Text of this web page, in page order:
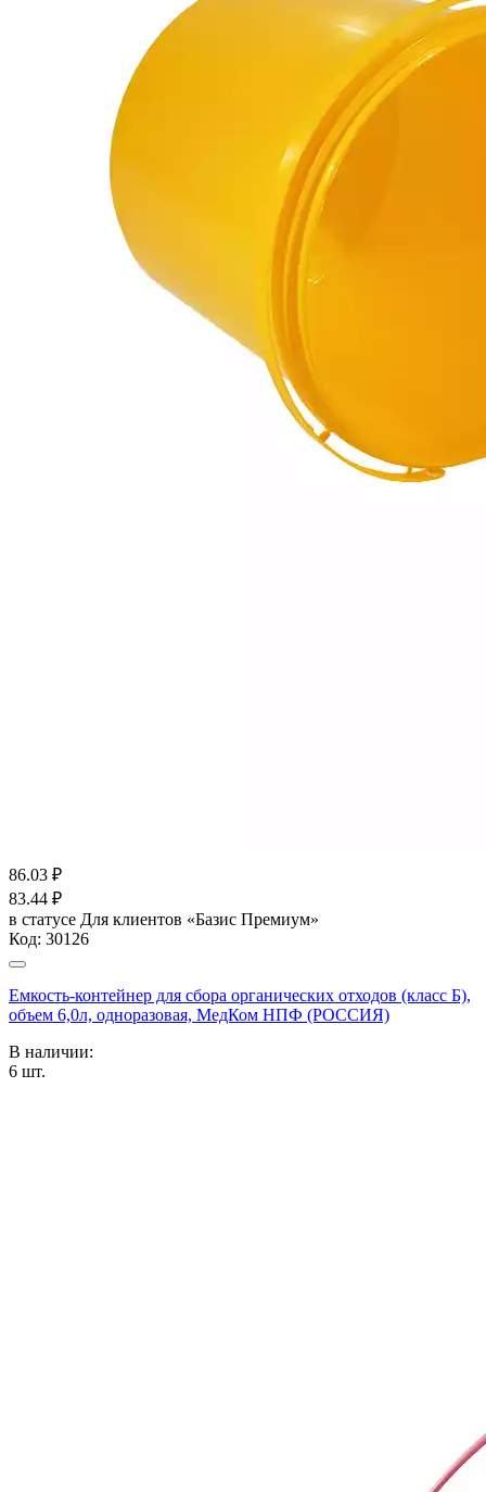
86.03 ₽
83.44 ₽
в статусе Для клиентов «Базис Премиум»
Код: 30126
Емкость-контейнер для сбора органических отходов (класс Б),
объем 6,0л, одноразовая, МедКом НПФ (РОССИЯ)
В наличии:
6 шт.